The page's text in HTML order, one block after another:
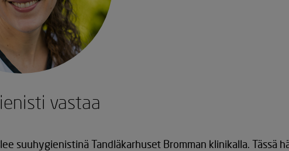
vastaa
suuhygienistinä Tandläkarhuset Bromman klinikalla. Tässä